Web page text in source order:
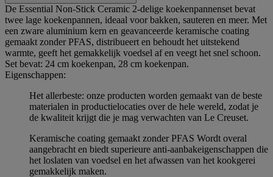
De Essential Non-Stick Ceramic 2-delige koekenpannenset bevat
twee lage koekenpannen, ideaal voor bakken, sauteren en meer. Met
een zware aluminium kern en geavanceerde keramische coating
gemaakt zonder PFAS, distribueert en behoudt het uitstekend
warmte, geeft het gemakkelijk voedsel af en veegt het snel schoon.
Set bevat: 24 cm koekenpan, 28 cm koekenpan.
Eigenschappen:
Het allerbeste: onze producten worden gemaakt van de beste
materialen in productielocaties over de hele wereld, zodat je
de kwaliteit krijgt die je mag verwachten van Le Creuset.
Keramische coating gemaakt zonder PFAS Wordt overal
aangebracht en biedt superieure anti-aanbakeigenschappen die
het loslaten van voedsel en het afwassen van het kookgerei
gemakkelijk maken.